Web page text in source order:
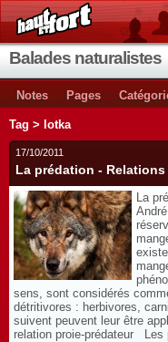
Balades naturalistes
Notes Pages
Tag > lotka
17/10/2011
La prédation -
La
sens, sont consi­dérés
détri­tivores : her­bivores,
suivent peuvent leur être
relation proie-prédateur Les